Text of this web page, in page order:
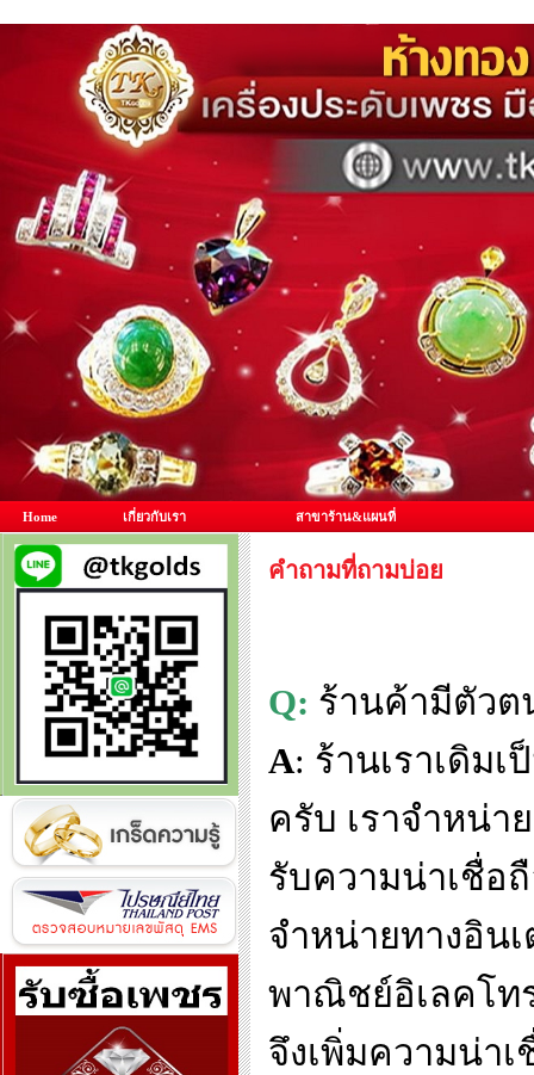
Home เกี่ยวกับเรา สาขาร้าน&แผนที่
คำถามที่ถามบ่อย
Q: ร้านค้ามีตัวต
A: ร้านเราเดิม
ครับ เราจำหน่า
รับความน่าเชื่อ
จำหน่ายทางอิน
พาณิชย์อิเลคโท
จึงเพิ่มความน่า